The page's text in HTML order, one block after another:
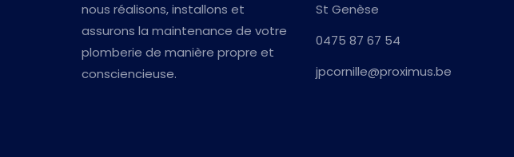
nous réalisons, installons et
assurons la maintenance de votre
plomberie de manière propre et
consciencieuse.
St Genèse
0475 87 67 54
jpcornille@proximus.be